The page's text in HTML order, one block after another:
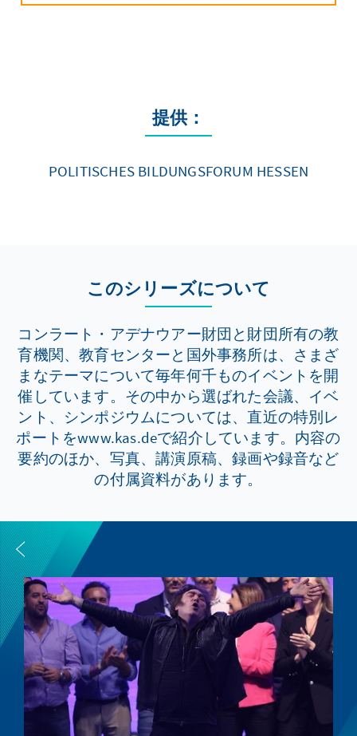
提供：
POLITISCHES BILDUNGSFORUM HESSEN
このシリーズについて
コンラート・アデナウアー財団と財団所有の教
育機関、教育センターと国外事務所は、さまざ
まなテーマについて毎年何千ものイベントを開
催しています。その中から選ばれた会議、イベ
ント、シンポジウムについては、直近の特別レ
ポートをwww.kas.deで紹介しています。内容の
要約のほか、写真、講演原稿、録画や録音など
の付属資料があります。